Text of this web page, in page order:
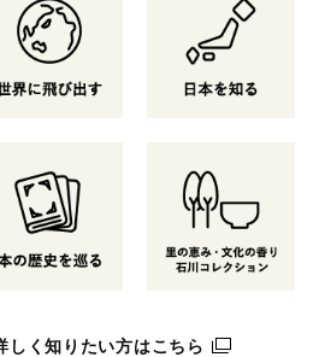
しく知りたい方はこちら